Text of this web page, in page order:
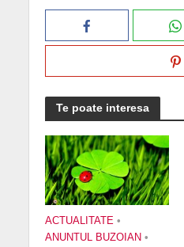
Te poate interesa
ACTUALITATE •
ANUNTUL BUZOIAN •